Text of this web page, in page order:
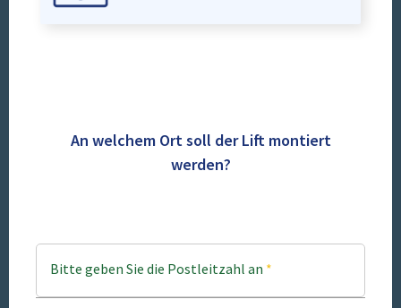
An welchem Ort soll der Lift montiert
werden?
Bitte geben Sie die Postleitzahl an *